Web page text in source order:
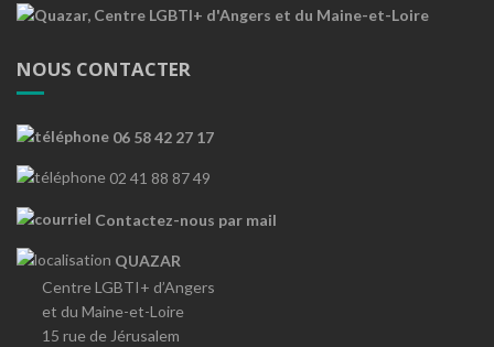
NOUS CONTACTER
06 58 42 27 17
02 41 88 87 49
Contactez-nous par mail
QUAZAR
Centre LGBTI+ d’Angers
et du Maine-et-Loire
15 rue de Jérusalem